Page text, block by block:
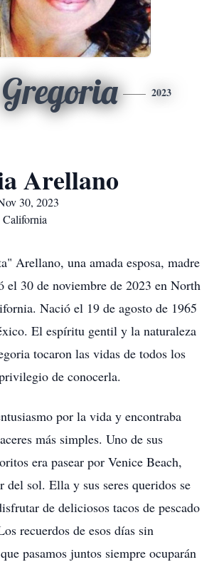
Gregoria 2023
Arellano
30, 2023
Arellano, una amada esposa, madre
el 30 de noviembre de 2023 en North
Nació el 19 de agosto de 1965
El espíritu gentil y la naturaleza
tocaron las vidas de todos los
de conocerla.
por la vida y encontraba
más simples. Uno de sus
era pasear por Venice Beach,
del sol. Ella y sus seres queridos se
de deliciosos tacos de pescado
recuerdos de esos días sin
pasamos juntos siempre ocuparán